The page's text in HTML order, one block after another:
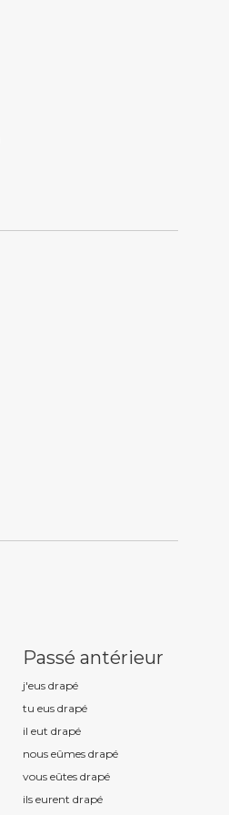
Passé antérieur
j'eus drapé
tu eus drapé
il eut drapé
nous eûmes drapé
vous eûtes drapé
ils eurent drapé